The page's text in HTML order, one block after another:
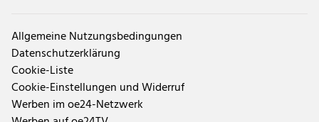
Allgemeine Nutzungsbedingungen
Datenschutzerklärung
Cookie-Liste
Cookie-Einstellungen und Widerruf
Werben im oe24-Netzwerk